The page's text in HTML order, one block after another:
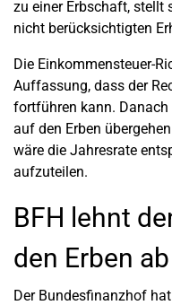
zu einer Erbschaft, stellt
nicht berücksichtigten
Die Einkommensteuer-
Auffassung, dass der
fortführen kann. Danach
auf den Erben
wäre die Jahresrate
aufzuteilen.
BFH lehnt
den Erben ab
Der Bundesfinanzhof